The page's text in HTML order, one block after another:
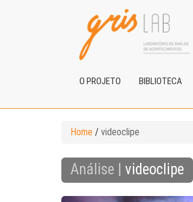
O PROJETO BIBLIOTECA
Home / videoclipe
Análise | videoclipe